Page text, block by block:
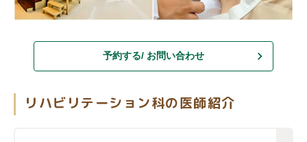
予約する/ お問い合わせ
リハビリテーション科の医師紹介